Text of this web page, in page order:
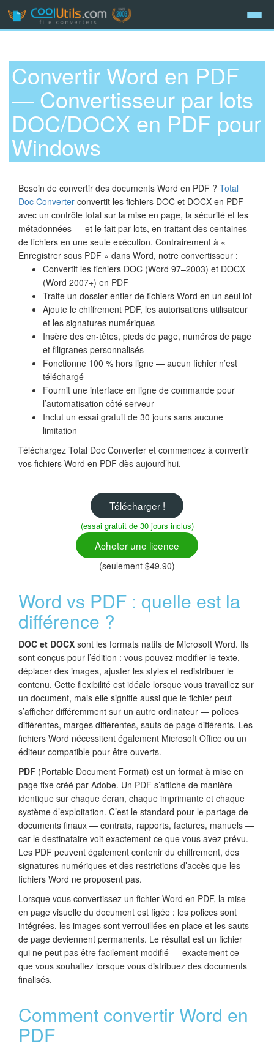
Convertir Word en PDF
— Convertisseur par lots
DOC/DOCX en PDF pour
Windows
Besoin de convertir des documents Word en PDF ? Total
Doc Converter convertit les fichiers DOC et DOCX en PDF
avec un contrôle total sur la mise en page, la sécurité et les
métadonnées — et le fait par lots, en traitant des centaines
de fichiers en une seule exécution. Contrairement à «
Enregistrer sous PDF » dans Word, notre convertisseur :
Convertit les fichiers DOC (Word 97–2003) et DOCX
(Word 2007+) en PDF
Traite un dossier entier de fichiers Word en un seul lot
Ajoute le chiffrement PDF, les autorisations utilisateur
et les signatures numériques
Insère des en-têtes, pieds de page, numéros de page
et filigranes personnalisés
Fonctionne 100 % hors ligne — aucun fichier n’est
téléchargé
Fournit une interface en ligne de commande pour
l’automatisation côté serveur
Inclut un essai gratuit de 30 jours sans aucune
limitation
Téléchargez Total Doc Converter et commencez à convertir
vos fichiers Word en PDF dès aujourd’hui.
Télécharger !
(essai gratuit de 30 jours inclus)
Acheter une licence
(seulement $49.90)
Word vs PDF : quelle est la
différence ?
DOC et DOCX sont les formats natifs de Microsoft Word. Ils
sont conçus pour l’édition : vous pouvez modifier le texte,
déplacer des images, ajuster les styles et redistribuer le
contenu. Cette flexibilité est idéale lorsque vous travaillez sur
un document, mais elle signifie aussi que le fichier peut
s’afficher différemment sur un autre ordinateur — polices
différentes, marges différentes, sauts de page différents. Les
fichiers Word nécessitent également Microsoft Office ou un
éditeur compatible pour être ouverts.
PDF (Portable Document Format) est un format à mise en
page fixe créé par Adobe. Un PDF s’affiche de manière
identique sur chaque écran, chaque imprimante et chaque
système d’exploitation. C’est le standard pour le partage de
documents finaux — contrats, rapports, factures, manuels —
car le destinataire voit exactement ce que vous avez prévu.
Les PDF peuvent également contenir du chiffrement, des
signatures numériques et des restrictions d’accès que les
fichiers Word ne proposent pas.
Lorsque vous convertissez un fichier Word en PDF, la mise
en page visuelle du document est figée : les polices sont
intégrées, les images sont verrouillées en place et les sauts
de page deviennent permanents. Le résultat est un fichier
qui ne peut pas être facilement modifié — exactement ce
que vous souhaitez lorsque vous distribuez des documents
finalisés.
Comment convertir Word en
PDF